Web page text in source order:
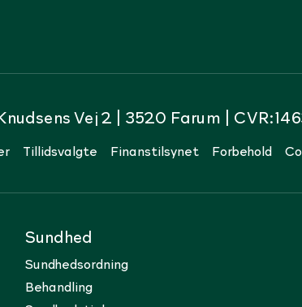
Vej 2 | 3520 Farum |
Tillidsvalgte Finanstilsynet Forbehold
Sundhed
Sundhedsordning
Behandling